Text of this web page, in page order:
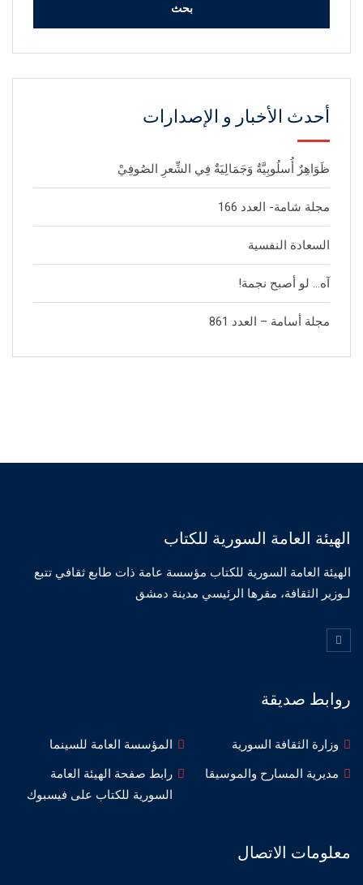
أحدث الأخبار و الإصدارات
ظَوَاهِرٌ أُسلُوبِيَّةٌ وَجَمَالِيَةٌ فِي الشِّعرِ الصُوفِيْ
مجلة شامة- العدد 166
السعادة النفسية
آه… لو أصبح نجمة!
مجلة أسامة – العدد 861
الهيئة العامة السورية للكتاب
الهيئة العامة السورية للكتاب مؤسسة عامة ذات طابع ثقافي تتبع
لـوزير الثقافة، مقرها الرئيسي مدينة دمشق
روابط صديقة
وزارة الثقافة السورية
المؤسسة العامة للسينما
مديرية المسارح والموسيقا
رابط صفحة الهيئة العامة
السورية للكتاب على فيسبوك
معلومات الاتصال